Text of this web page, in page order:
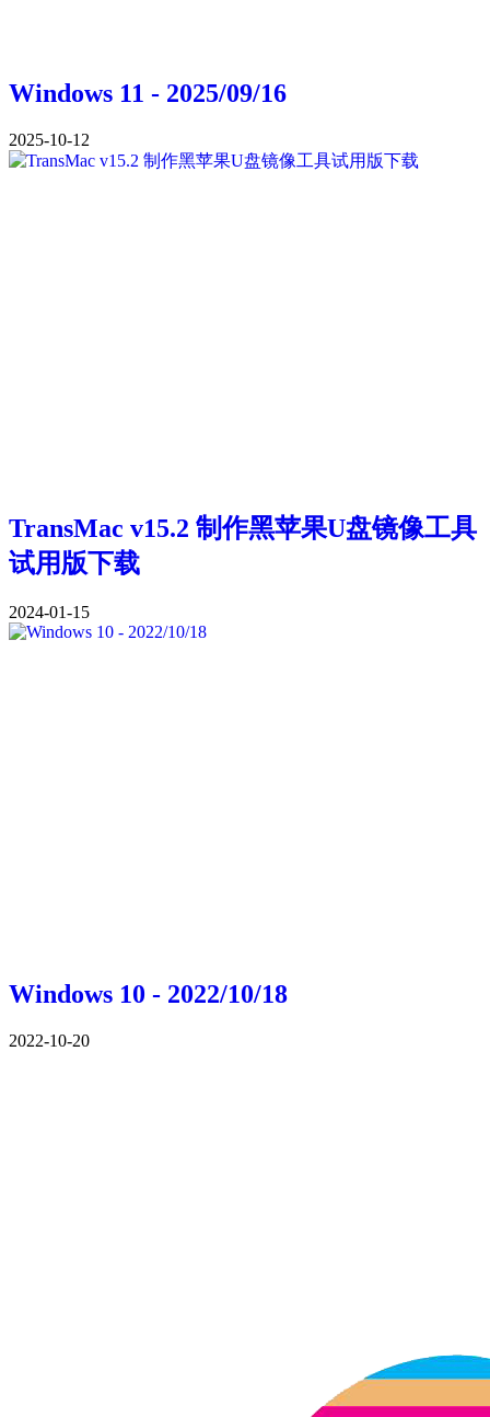
Windows 11 - 2025/09/16
2025-10-12
TransMac v15.2 制作黑苹果U盘镜像工具
试用版下载
2024-01-15
Windows 10 - 2022/10/18
2022-10-20